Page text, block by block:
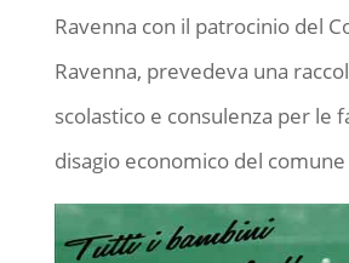
Ravenna con il patrocinio del
Ravenna, prevedeva una
scolastico e consulenza per le
disagio economico del